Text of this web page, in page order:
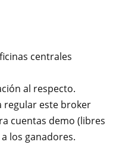
centrales
al respecto.
regular este broker
cuentas demo (libres
los ganadores.